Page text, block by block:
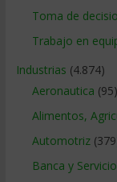
Toma de
Trabajo en
Industrias (4.874)
Aeronautica (95)
Alimentos,
Automotriz
Banca y